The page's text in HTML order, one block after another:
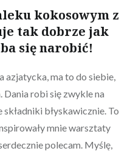
kokosowym z
tak dobrze jak
się narobić!
azjatycka, ma to do siebie,
Dania robi się zwykle na
błyskawicznie. To
mnie warsztaty
polecam. Myślę,